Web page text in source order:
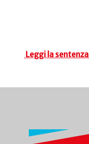
Leggi la sentenza